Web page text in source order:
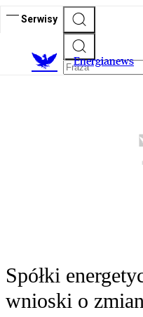
Serwisy
Energianews
Spółki
wnioski o